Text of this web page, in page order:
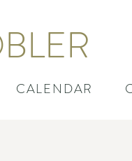
CALENDAR